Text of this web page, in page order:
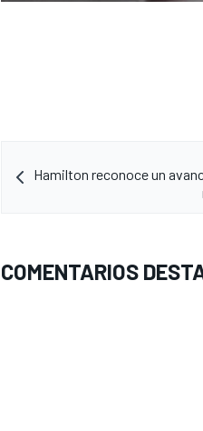
Hamilton reconoce un
COMENTARIOS